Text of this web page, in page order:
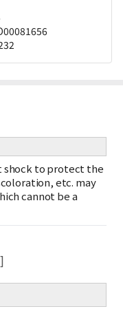
shock to protect the
etc. may
cannot be a